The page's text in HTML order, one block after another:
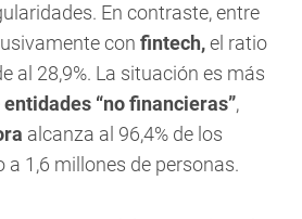
En contraste, entre
con fintech,el ratio
al 28,9%. La situación es más
entidades “no financieras”,
alcanza al 96,4% de los
a 1,6 millones de personas.